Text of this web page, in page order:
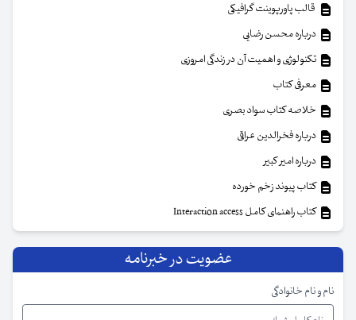
قالب پاورپوینت گرافیکی
درباره محسن رضایی
تکنولوژی و اهمیت آن در زندگی امروزی
معرفی کتاب
خلاصه کتاب سواد بصری
درباره فخرالدین عراقی
درباره امیر کبیر
کتاب پیوند زخم خورده
کتاب راهنمای کامل Interaction access
عضویت در خبرنامه
نام و نام خانوادگی